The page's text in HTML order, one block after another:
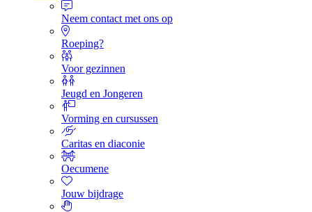
Neem contact met ons op
Roeping?
Voor gezinnen
Jeugd en Jongeren
Vorming en cursussen
Caritas en diaconie
Oecumene
Jouw bijdrage